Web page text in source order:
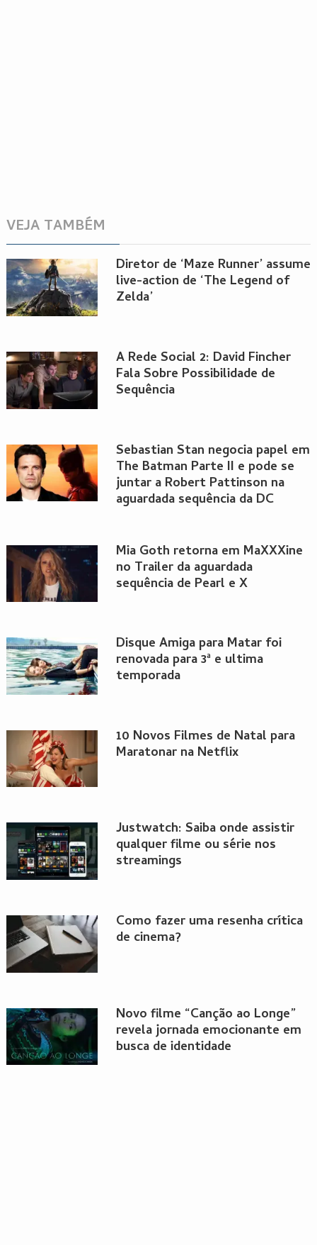
VEJA TAMBÉM
Diretor de ‘Maze Runner’ assume
live-action de ‘The Legend of
Zelda’
A Rede Social 2: David Fincher
Fala Sobre Possibilidade de
Sequência
Sebastian Stan negocia papel em
The Batman Parte II e pode se
juntar a Robert Pattinson na
aguardada sequência da DC
Mia Goth retorna em MaXXXine
no Trailer da aguardada
sequência de Pearl e X
Disque Amiga para Matar foi
renovada para 3ª e ultima
temporada
10 Novos Filmes de Natal para
Maratonar na Netflix
Justwatch: Saiba onde assistir
qualquer filme ou série nos
streamings
Como fazer uma resenha crítica
de cinema?
Novo filme “Canção ao Longe”
revela jornada emocionante em
busca de identidade